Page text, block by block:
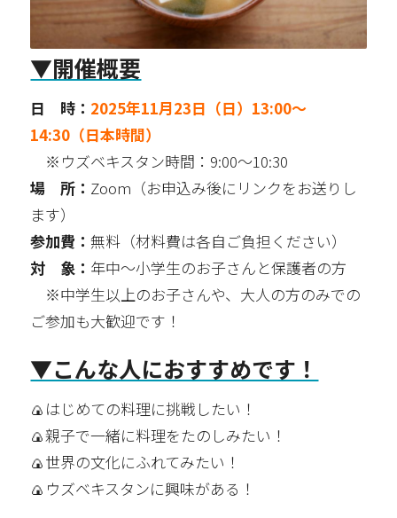
▼開催概要
日 時： 2025年11月23日（日）13:00〜
14:30（日本時間）
※ウズベキスタン時間：9:00〜10:30
場 所： Zoom（お申込み後にリンクをお送りし
ます）
参加費：無料（材料費は各自ご負担ください）
対 象： 年中〜小学生のお子さんと保護者の方
※中学生以上のお子さんや、大人の方のみでの
ご参加も大歓迎です！
▼こんな人におすすめです！
🍙はじめての料理に挑戦したい！
🍙親子で一緒に料理をたのしみたい！
🍙世界の文化にふれてみたい！
🍙ウズベキスタンに興味がある！